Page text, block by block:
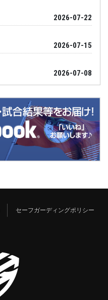
2026-07-22
2026-07-15
2026-07-08
セーフガーディングポリシー